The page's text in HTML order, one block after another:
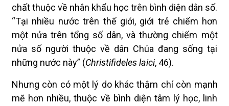
chất thuộc về nhân khẩu học trên bình diện dân số.
“Tại nhiều nước trên thế giới, giới trẻ chiếm hơn
một nửa trên tổng số dân, và thường chiếm một
nửa số người thuộc về dân Chúa đang sống tại
những nước này” (Christifideles laici, 46).
Nhưng còn có một lý do khác thậm chí còn mạnh
mẽ hơn nhiều, thuộc về bình diện tâm lý học, linh